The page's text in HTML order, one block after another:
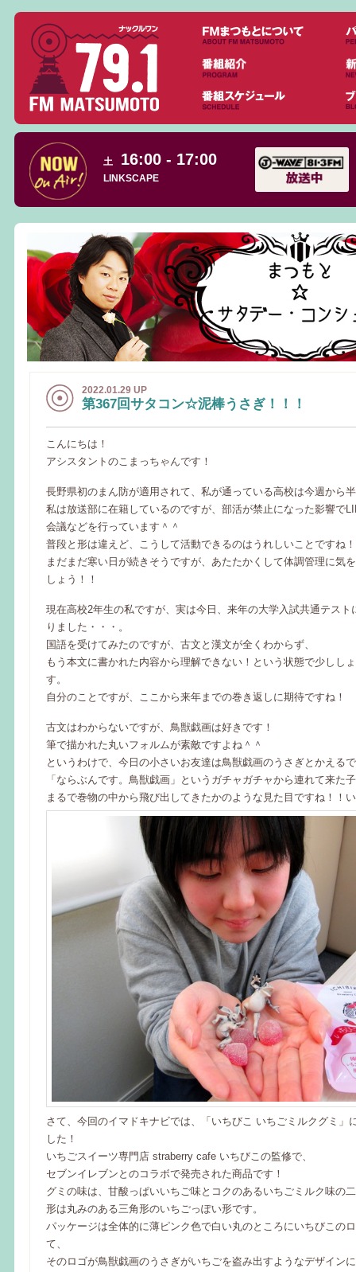
土 16:00 - 17:00
LINKSCAPE
2022.01.29 UP
第367回サタコン☆泥棒うさぎ！！！
こんにちは！
アシスタントのこまっちゃんです！
長野県初のまん防が適用されて、私が通っている高校は今週から
私は放送部に在籍しているのですが、部活が禁止になった影響で
会議などを行っています＾＾
普段と形は違えど、こうして活動できるのはうれしいことですね！
まだまだ寒い日が続きそうですが、あたたかくして体調管理に気
しょう！！
現在高校2年生の私ですが、実は今日、来年の大学入試共通テスト
りました・・・。
国語を受けてみたのですが、古文と漢文が全くわからず、
もう本文に書かれた内容から理解できない！という状態で少しし
す。
自分のことですが、ここから来年までの巻き返しに期待ですね！
古文はわからないですが、鳥獣戯画は好きです！
筆で描かれた丸いフォルムが素敵ですよね＾＾
というわけで、今日の小さいお友達は鳥獣戯画のうさぎとかえる
「ならぶんです。鳥獣戯画」というガチャガチャから連れて来た
まるで巻物の中から飛び出してきたかのような見た目ですね！！
さて、今回のイマドキナビでは、「いちびこ いちごミルクグミ」
した！
いちごスイーツ専門店 straberry cafe いちびこの監修で、
セブンイレブンとのコラボで発売された商品です！
グミの味は、甘酸っぱいいちご味とコクのあるいちごミルク味の
形は丸みのある三角形のいちごっぽい形です。
パッケージは全体的に薄ピンク色で白い丸のところにいちびこの
て、
そのロゴが鳥獣戯画のうさぎがいちごを盗み出すようなデザイン